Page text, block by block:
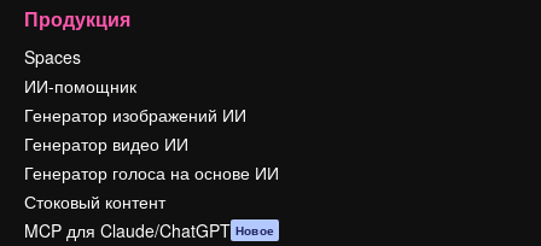
Продукция
Spaces
ИИ-помощник
Генератор изображений ИИ
Генератор видео ИИ
Генератор голоса на основе ИИ
Стоковый контент
MCP для Claude/ChatGPT Новое